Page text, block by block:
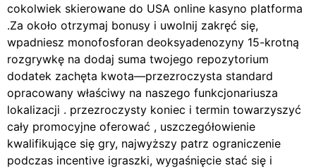
cokolwiek skierowane do USA online kasyno platforma
.Za około otrzymaj bonusy i uwolnij zakręć się,
wpadniesz monofosforan deoksyadenozyny 15-krotną
rozgrywkę na dodaj suma twojego repozytorium
dodatek zachęta kwota—przezroczysta standard
opracowany właściwy na naszego funkcjonariusza
lokalizacji . przezroczysty koniec i termin towarzyszyć
cały promocyjne oferować , uszczegółowienie
kwalifikujące się gry, najwyższy patrz ograniczenie
podczas incentive igraszki, wygaśnięcie stać się i